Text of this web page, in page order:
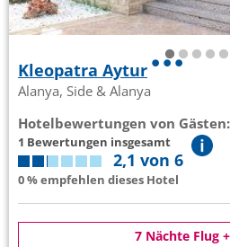
Kleopatra Aytur
Alanya, Side & Alanya
Hotelbewertungen von Gästen:
1 Bewertungen insgesamt
2,1 von 6
0 % empfehlen dieses Hotel
7 Nächte Flug